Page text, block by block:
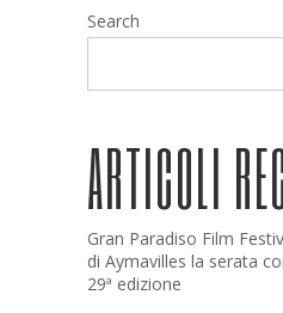
Search
ARTICOLI
Gran Paradiso Film
di Aymavilles la serata
29ª edizione